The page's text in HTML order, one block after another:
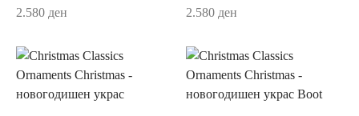
2.580 ден
2.580 ден